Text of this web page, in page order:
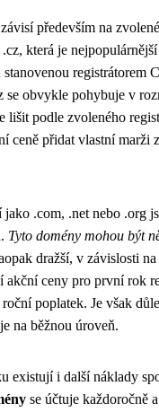
především na
která je
registrátorem
obvykle pohybuje v
lišit podle zvoleného
ceně přidat vlastní marži
.com, .net nebo .org
Tyto domény mohou být
dražší, v závislosti
ceny pro první rok
poplatek. Je však
na běžnou úroveň.
existují i další náklady
se účtuje každoročně